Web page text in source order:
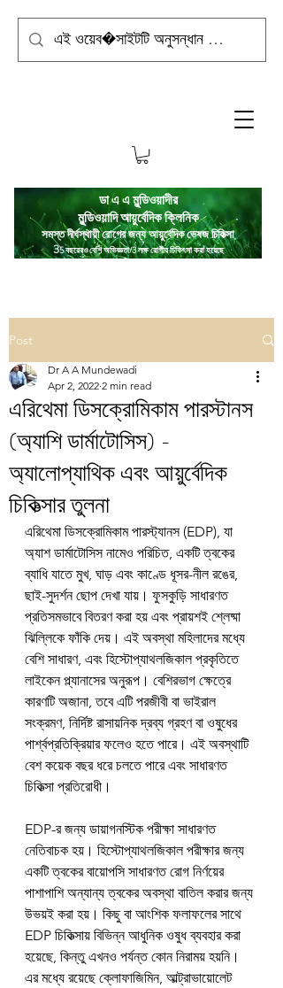
ডা এ এ মুন্ডিওয়াদীর
মুন্ডিওয়াদিআয়ুর্বেদিক ক্লিনিক
সমস্ত দীর্ঘস্থায়ী রোগের জন্য আয়ুর্বেদিক ভেষজ চিকিত্সা
35 বছরেরও বেশি অভিজ্ঞতা/3 লক্ষ রোগীর চিকিৎসা করা হয়েছে
Post
এরিথেমা ডিসক্রোমিকাম পারস্টানস
(অ্যাশি ডার্মাটোসিস) -
অ্যালোপ্যাথিক এবং আয়ুর্বেদিক
চিকিত্সার তুলনা
Dr A A Mundewadi
Apr 2, 2022 2 min read
এরিথেমা ডিসক্রোমিকাম পারস্ট্যানস (EDP), যা
অ্যাশ ডার্মাটোসিস নামেও পরিচিত, একটি ত্বকের
ব্যাধি যাতে মুখ, ঘাড় এবং কাণ্ডে ধূসর-নীল রঙের,
ছাই-সুদর্শন ছোপ দেখা যায়। ফুসকুড়ি সাধারণত
প্রতিসমভাবে বিতরণ করা হয় এবং প্রায়শই শ্লেষ্মা
ঝিল্লিকে ফাঁকি দেয়। এই অবস্থা মহিলাদের মধ্যে
বেশি সাধারণ, এবং হিস্টোপ্যাথলজিকাল প্রকৃতিতে
লাইকেন প্ল্যানাসের অনুরূপ। বেশিরভাগ ক্ষেত্রে
কারণটি অজানা, তবে এটি পরজীবী বা ভাইরাল
সংক্রমণ, নির্দিষ্ট রাসায়নিক দ্রব্য গ্রহণ বা ওষুধের
পার্শ্বপ্রতিক্রিয়ার ফলেও হতে পারে। এই অবস্থাটি
বেশ কয়েক বছর ধরে চলতে পারে এবং সাধারণত
চিকিত্সা প্রতিরোধী।
EDP-র জন্য ডায়াগনস্টিক পরীক্ষা সাধারণত
নেতিবাচক হয়। হিস্টোপ্যাথলজিকাল পরীক্ষার জন্য
একটি ত্বকের বায়োপসি সাধারণত রোগ নির্ণয়ের
পাশাপাশি অন্যান্য ত্বকের অবস্থা বাতিল করার জন্য
উভয়ই করা হয়। কিছু বা আংশিক ফলাফলের সাথে
EDP চিকিত্সায় বিভিন্ন আধুনিক ওষুধ ব্যবহার করা
হয়েছে, কিন্তু এখনও পর্যন্ত কোন নিরাময় হয়নি।
এর মধ্যে রয়েছে ক্লোফাজিমিন, আল্ট্রাভায়োলেট